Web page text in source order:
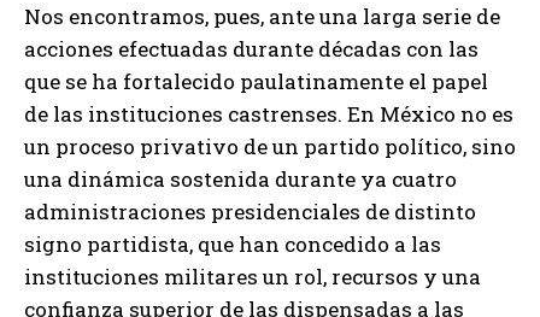
Nos encontramos, pues, ante una larga serie de
acciones efectuadas durante décadas con las
que se ha fortalecido paulatinamente el papel
de las instituciones castrenses. En México no es
un proceso privativo de un partido político, sino
una dinámica sostenida durante ya cuatro
administraciones presidenciales de distinto
signo partidista, que han concedido a las
instituciones militares un rol, recursos y una
confianza superior de las dispensadas a las